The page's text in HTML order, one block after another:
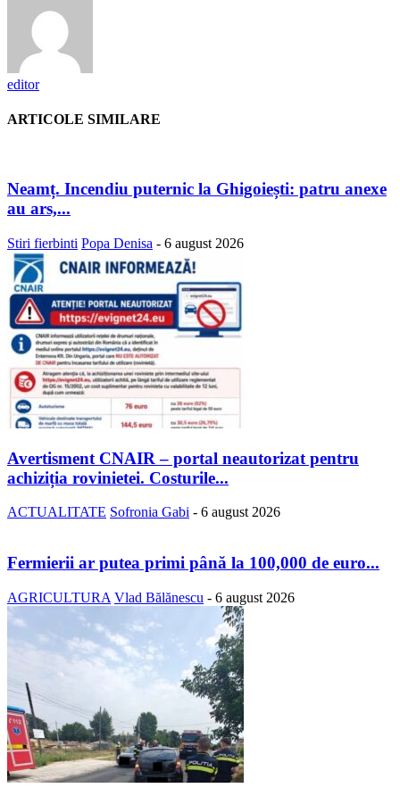
editor
ARTICOLE SIMILARE
Neamț. Incendiu puternic la Ghigoiești: patru anexe
au ars,...
Stiri fierbinti Popa Denisa - 6 august 2026
Avertisment CNAIR – portal neautorizat pentru
achiziția rovinietei. Costurile...
ACTUALITATE Sofronia Gabi - 6 august 2026
Fermierii ar putea primi până la 100,000 de euro...
AGRICULTURA Vlad Bălănescu - 6 august 2026